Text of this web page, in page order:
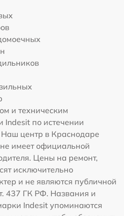
и техническим
Indesit по истечении
центр в Краснодаре
имеет официальной
Цены на ремонт,
исключительно
и не являются публичной
437 ГК РФ. Названия и
Indesit упоминаются